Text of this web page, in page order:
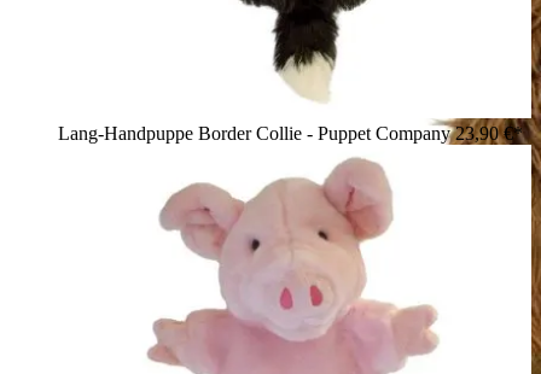
Lang-Handpuppe Border Collie - Puppet Company23,90 €*